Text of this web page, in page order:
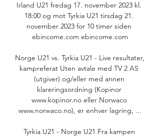
Irland U21 fredag 17. november 2023 kl.
18:00 og mot Tyrkia U21 tirsdag 21.
november 2023 for 10 timer siden
ebincome.com ebincome.com
Norge U21 vs. Tyrkia U21 - Live resultater,
kampreferat Uten avtale med TV 2 AS
(utgiver) og/eller med annen
klareringsordning (Kopinor
www.kopinor.no eller Norwaco
www.norwaco.no), er enhver lagring, ...
Tyrkia U21 - Norge U21 Fra kampen